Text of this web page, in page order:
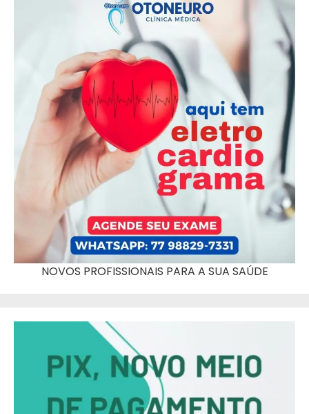
NOVOS PROFISSIONAIS PARA A SUA SAÚDE